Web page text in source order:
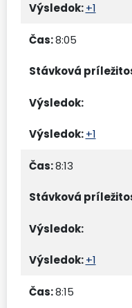
+1
8:05
+1
8:13
+1
8:15